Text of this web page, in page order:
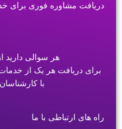
دریافت مشاوره فوری برای
هر سوالی دارید
برای دریافت هر یک از خدمات
با
راه های ارتباطی با ما